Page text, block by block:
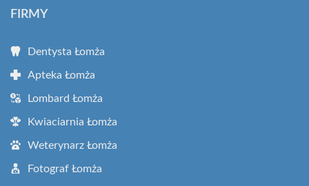
FIRMY
Dentysta Łomża
Apteka Łomża
Lombard Łomża
Kwiaciarnia Łomża
Weterynarz Łomża
Fotograf Łomża